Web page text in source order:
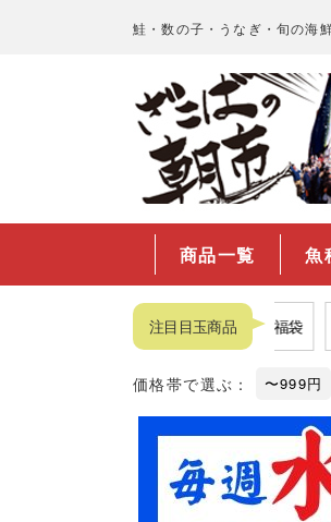
鮭・数の子・うなぎ・旬の海
商品一覧 魚
注目目玉商品
品揃えNo.1数の子 福袋
価格帯で選ぶ： 〜999円